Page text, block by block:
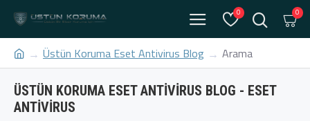
0 0
Üstün Koruma Eset Antivirus Blog Arama
ÜSTÜN KORUMA ESET ANTIVIRUS BLOG - ESET
ANTIVIRUS